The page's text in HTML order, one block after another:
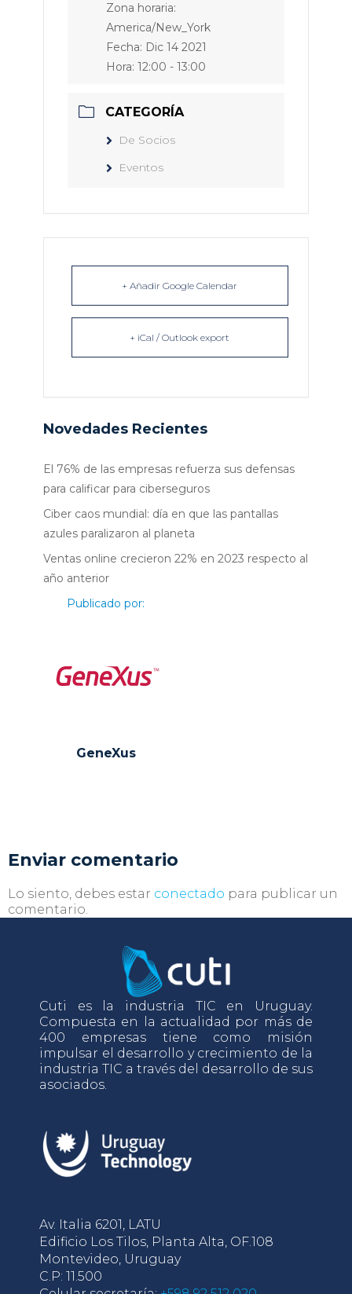
Zona horaria:
America/New_York
Fecha: Dic 14 2021
Hora: 12:00 - 13:00
CATEGORÍA
De Socios
Eventos
+ Añadir Google Calendar
+ iCal / Outlook export
Novedades Recientes
El 76% de las empresas refuerza sus defensas
para calificar para ciberseguros
Ciber caos mundial: día en que las pantallas
azules paralizaron al planeta
Ventas online crecieron 22% en 2023 respecto al
año anterior
Publicado por:
GeneXus
Enviar comentario
Lo siento, debes estar conectado para publicar un
comentario.
Cuti es la industria TIC en Uruguay.
Compuesta en la actualidad por más de
400 empresas tiene como misión
impulsar el desarrollo y crecimiento de la
industria TIC a través del desarrollo de sus
asociados.
Av. Italia 6201, LATU
Edificio Los Tilos, Planta Alta, OF.108
Montevideo, Uruguay
C.P: 11.500